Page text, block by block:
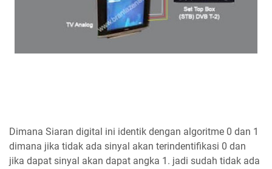
Dimana Siaran digital ini identik dengan algoritme 0 dan 1
dimana jika tidak ada sinyal akan terindentifikasi 0 dan
jika dapat sinyal akan dapat angka 1. jadi sudah tidak ada